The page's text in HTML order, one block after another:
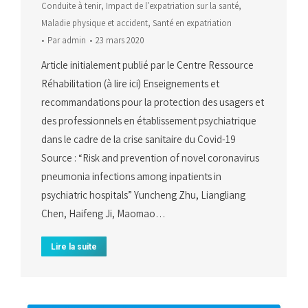
Conduite à tenir, Impact de l'expatriation sur la santé,
Maladie physique et accident, Santé en expatriation
Paradmin 23 mars 2020
Article initialement publié par le Centre Ressource
Réhabilitation (à lire ici) Enseignements et
recommandations pour la protection des usagers et
des professionnels en établissement psychiatrique
dans le cadre de la crise sanitaire du Covid-19
Source : “Risk and prevention of novel coronavirus
pneumonia infections among inpatients in
psychiatric hospitals” Yuncheng Zhu, Liangliang
Chen, Haifeng Ji, Maomao…
Lire la suite